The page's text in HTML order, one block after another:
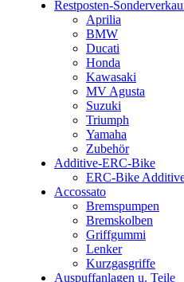
Restposten-
Aprilia
BMW
Ducati
Honda
Kawasaki
MV Agusta
Suzuki
Triumph
Yamaha
Zubehör
Additive-ERC-Bike
ERC-Bike
Accossato
Bremspumpen
Bremskolben
Griffgummi
Lenker
Kurzgasgriffe
Auspuffanlagen u. Teile